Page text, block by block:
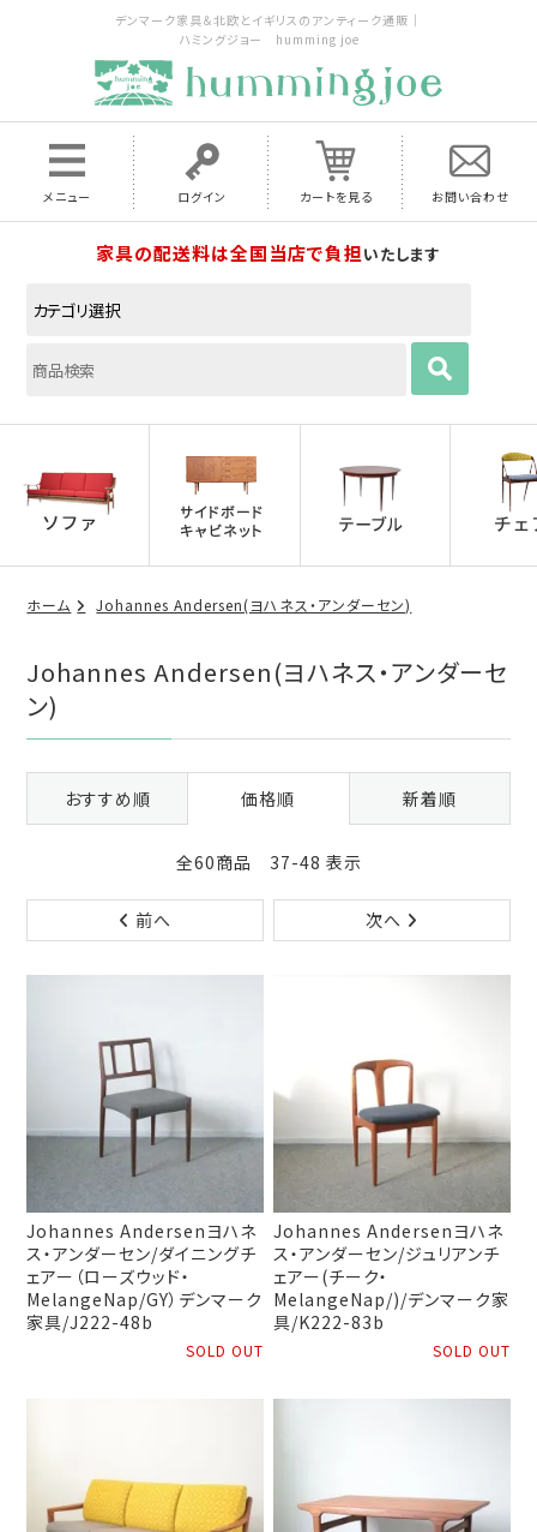
デンマーク家具＆北欧とイギリスのアンティーク通販｜
ハミングジョー humming joe
メニュー ログイン カートを見る お問い合わせ
家具の配送料は全国当店で負担いたします
ホーム Johannes Andersen(ヨハネス・アンダーセン)
Johannes Andersen(ヨハネス・アンダーセ
ン)
おすすめ順 価格順 新着順
全60商品 37-48 表示
前へ 次へ
Johannes Andersenヨハネ
ス・アンダーセン/ダイニングチ
ェアー（ローズウッド・
MelangeNap/GY）デンマーク
家具/J222-48b
SOLD OUT
Johannes Andersenヨハネ
ス・アンダーセン/ジュリアンチ
ェアー(チーク・
MelangeNap/)/デンマーク家
具/K222-83b
SOLD OUT